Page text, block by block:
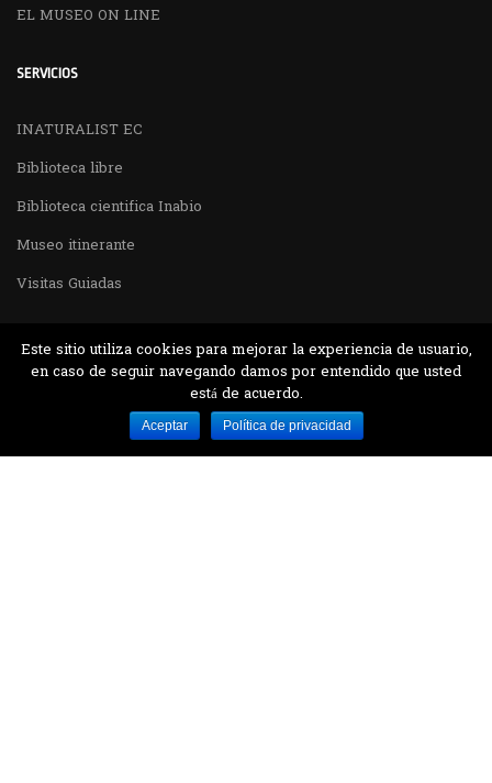
EL MUSEO ON LINE
SERVICIOS
INATURALIST EC
Biblioteca libre
Biblioteca cientifica Inabio
Museo itinerante
Visitas Guiadas
Desarrollado por MJTEC.
Este sitio utiliza cookies para mejorar la experiencia de usuario,
en caso de seguir navegando damos por entendido que usted
está de acuerdo.
Aceptar Política de privacidad